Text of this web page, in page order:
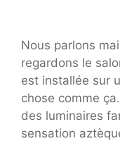
Nous parlons
regardons le
est installée sur
chose comme
des luminaires
sensation